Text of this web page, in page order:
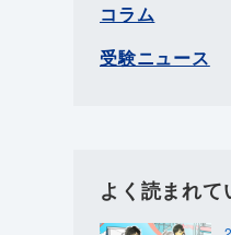
コラム
受験ニュース
よく読まれて